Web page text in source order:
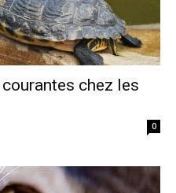
chez les
0